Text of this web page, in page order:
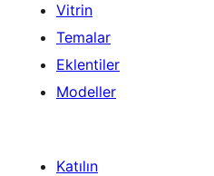
Vitrin
Temalar
Eklentiler
Modeller
Katılın